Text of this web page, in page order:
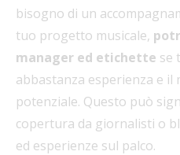
bisogno di un
tuo progetto musicale,
manager ed etichette se
abbastanza esperienza e
potenziale. Questo può
copertura da giornalisti o
ed esperienze sul palco.